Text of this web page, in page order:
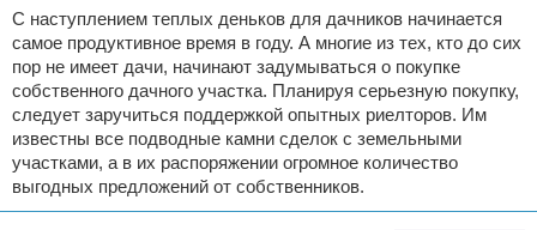
С наступлением теплых деньков для дачников начинается
самое продуктивное время в году. А многие из тех, кто до сих
пор не имеет дачи, начинают задумываться о покупке
собственного дачного участка. Планируя серьезную покупку,
следует заручиться поддержкой опытных риелторов. Им
известны все подводные камни сделок с земельными
участками, а в их распоряжении огромное количество
выгодных предложений от собственников.